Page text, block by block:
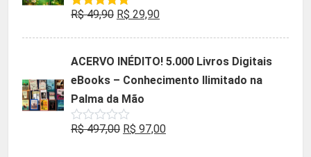
Avaliação
R$49,90 O
era:
R$ 49,90.
R$ 29,90O
é:
R$ 29,90.
ACERVO INÉDITO! 5.000 Livros Digitais
eBooks – Conhecimento Ilimitado na
Palma da Mão
Avaliação
R$497,00 O
R$ 97,00O